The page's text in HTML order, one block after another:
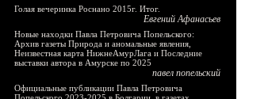
Голая вечеринка Роснано 2015г. Итог.
Евгений Афанасьев
Новые находки Павла Петровича Попельского:
Архив газеты Природа и аномальные явления,
Неизвестная карта НижнеАмурЛага и Последние
выставки автора в Амурске по 2025
павел попельский
Официальные публикации Павла Петровича